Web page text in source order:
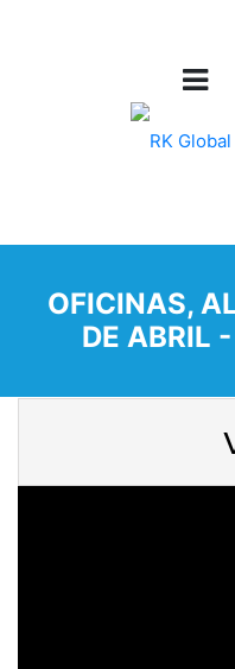
OFICINAS,
DE ABRIL